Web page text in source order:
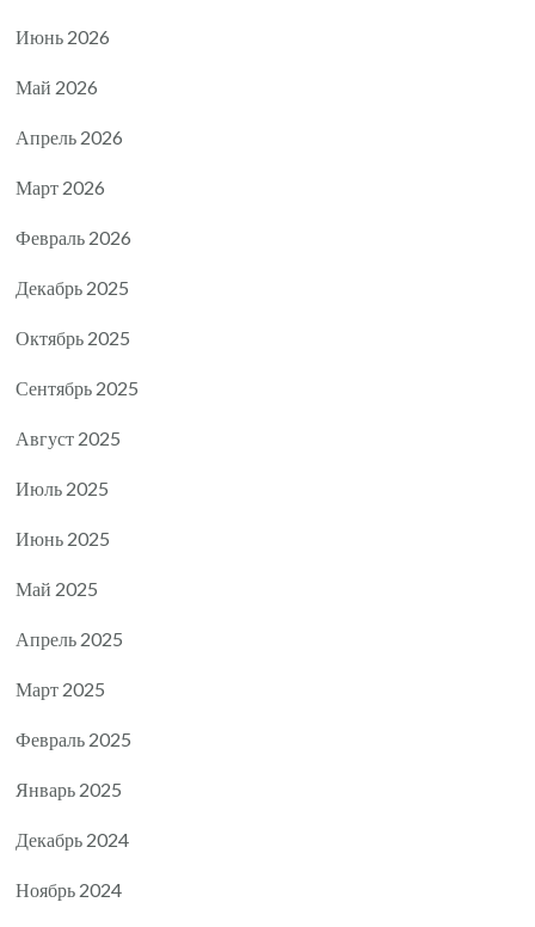
Июнь 2026
Май 2026
Апрель 2026
Март 2026
Февраль 2026
Декабрь 2025
Октябрь 2025
Сентябрь 2025
Август 2025
Июль 2025
Июнь 2025
Май 2025
Апрель 2025
Март 2025
Февраль 2025
Январь 2025
Декабрь 2024
Ноябрь 2024